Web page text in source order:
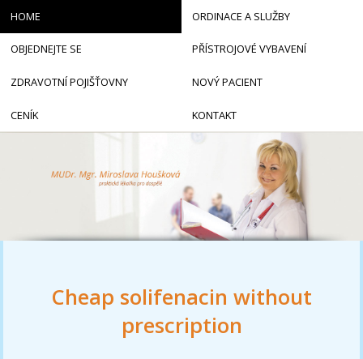
Cheap solifenacin without
prescription
HOME ORDINACE A SLUŽBY
OBJEDNEJTE SE PŘÍSTROJOVÉ VYBAVENÍ
ZDRAVOTNÍ POJIŠŤOVNY NOVÝ PACIENT
CENÍK KONTAKT